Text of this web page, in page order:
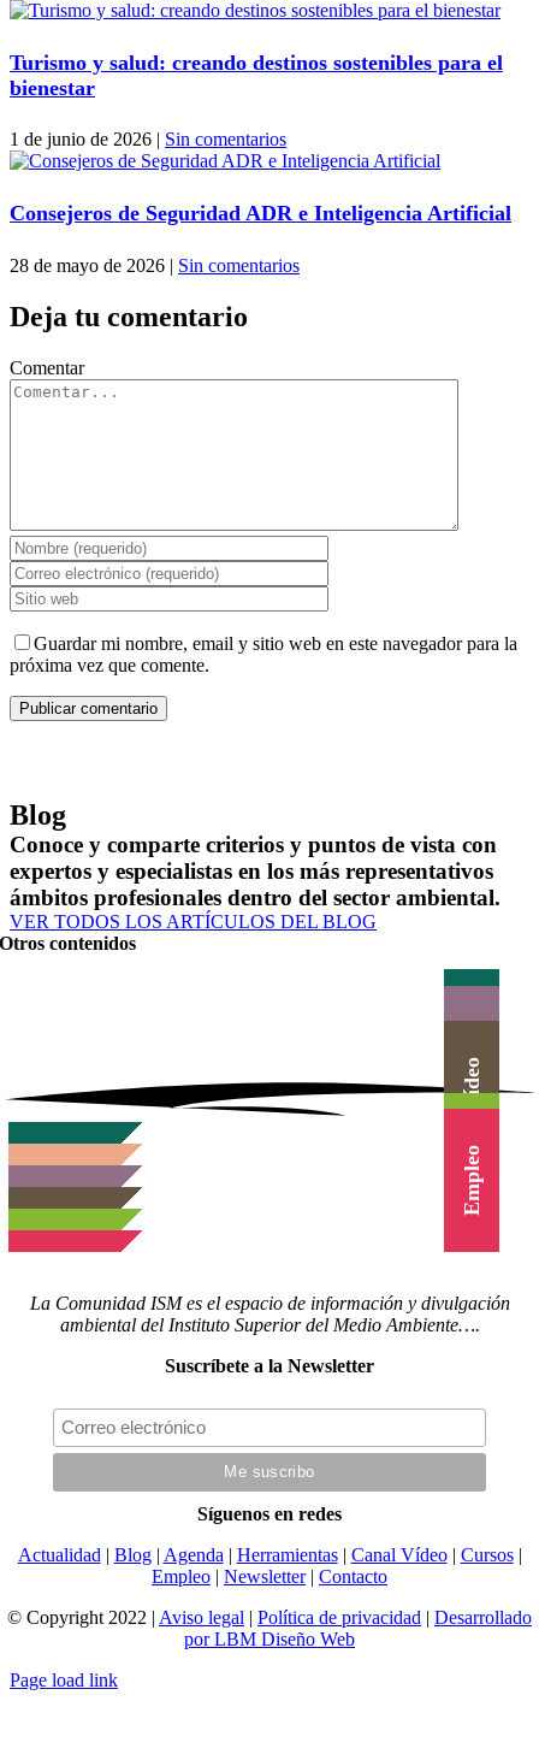
Turismo y salud: creando destinos sostenibles para el
bienestar
1 de junio de 2026 Sin comentarios
Consejeros de Seguridad ADR e Inteligencia Artificial
28 de mayo de 2026 | Sin comentarios
Deja tu comentario
Comentar
Guardar mi nombre, email y sitio web en este navegador para la
próxima vez que comente.
Blog
Conoce y comparte criterios y puntos de vista con
expertos y especialistas en los más representativos
ámbitos profesionales dentro del sector ambiental.
VER TODOS LOS ARTÍCULOS DEL BLOG
Otros contenidos
Actualidad
Agenda
Herramientas
Canal Vídeo
Cursos
Empleo
La Comunidad ISM es el espacio de información y divulgación
ambiental del Instituto Superior del Medio Ambiente….
Suscríbete a la Newsletter
Síguenos en redes
Actualidad | Blog| Agenda | Herramientas| Canal Vídeo| Cursos|
Empleo | Newsletter| Contacto
© Copyright 2022 | Aviso legal | Política de privacidad | Desarrollado
por LBM Diseño Web
Page load link